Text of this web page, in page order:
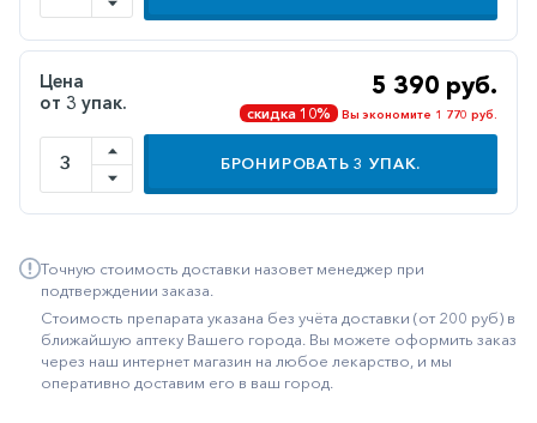
Иммунодепрессанты
Климактерические
Метаболизм
Минеральный
обмен
средства
Неврологические
Остеопороз
Цена
от 3 упак.
5 390 руб.
скидка 10% Вы экономите 1 770 руб.
БРОНИРОВАТЬ3 УПАК.
Точную стоимость доставки назовет менеджер при
подтверждении заказа.
Стоимость препарата указана без учёта доставки (от 200 руб) в
ближайшую аптеку Вашего города. Вы можете оформить заказ
через наш интернет магазин на любое лекарство, и мы
оперативно доставим его в ваш город.